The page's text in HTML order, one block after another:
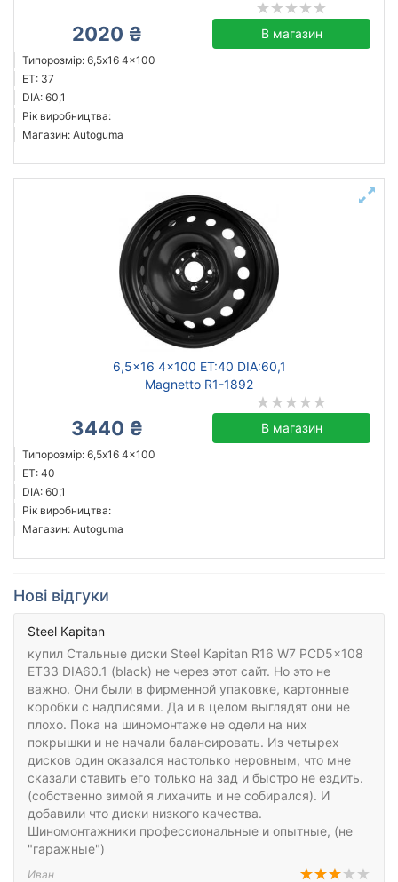
2020 ₴ В магазин
Типорозмір: 6,5x16 4x100
ET: 37
DIA: 60,1
Рік виробництва:
Магазин: Autoguma
6,5x16 4x100 ET:40 DIA:60,1
Magnetto R1-1892
3440 ₴ В магазин
Типорозмір: 6,5x16 4x100
ET: 40
DIA: 60,1
Рік виробництва:
Магазин: Autoguma
Нові відгуки
Steel Kapitan
купил Стальные диски Steel Kapitan R16 W7 PCD5x108
ET33 DIA60.1 (black) не через этот сайт. Но это не
важно. Они были в фирменной упаковке, картонные
коробки с надписями. Да и в целом выглядят они не
плохо. Пока на шиномонтаже не одели на них
покрышки и не начали балансировать. Из четырех
дисков один оказался настолько неровным, что мне
сказали ставить его только на зад и быстро не ездить.
(собственно зимой я лихачить и не собирался). И
добавили что диски низкого качества.
Шиномонтажники профессиональные и опытные, (не
"гаражные")
Иван